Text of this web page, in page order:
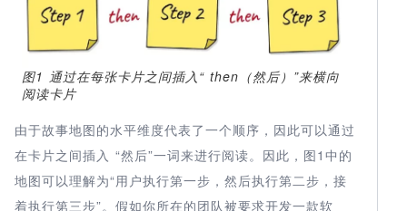
图1 通过在每张卡片之间插入“ then（然后）”来横向
阅读卡片
由于故事地图的水平维度代表了一个顺序，因此可以通过
在卡片之间插入 “然后”一词来进行阅读。因此，图1中的
地图可以理解为“用户执行第一步，然后执行第二步，接
着执行第三步”。假如你所在的团队被要求开发一款软